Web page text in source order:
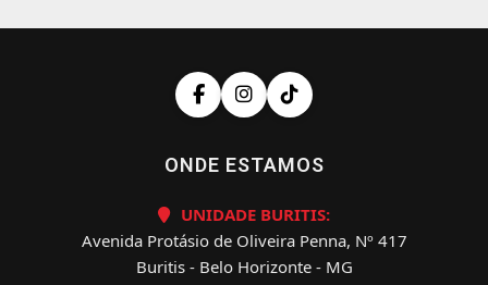
ONDE ESTAMOS
UNIDADE BURITIS:
Avenida Protásio de Oliveira Penna, Nº 417
Buritis - Belo Horizonte - MG